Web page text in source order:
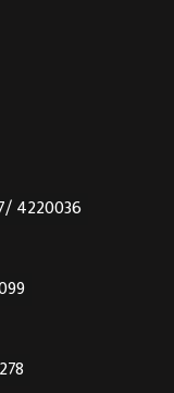
4220036